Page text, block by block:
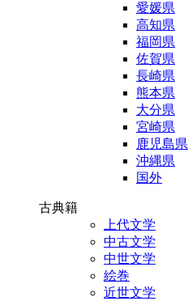
愛媛県
高知県
福岡県
佐賀県
長崎県
熊本県
大分県
宮崎県
鹿児島県
沖縄県
国外
古典籍
上代文学
中古文学
中世文学
絵巻
近世文学